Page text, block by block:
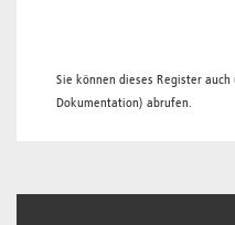
Sie können dieses Register auch
Dokumentation) abrufen.